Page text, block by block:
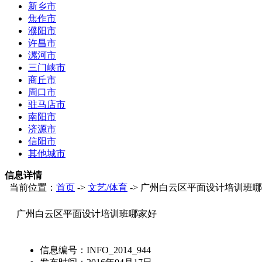
新乡市
焦作市
濮阳市
许昌市
漯河市
三门峡市
商丘市
周口市
驻马店市
南阳市
济源市
信阳市
其他城市
信息详情
当前位置： 首页 -> 文艺/体育 -> 广州白云区平面设计培训班
广州白云区平面设计培训班哪家好
信息编号： INFO_2014_944